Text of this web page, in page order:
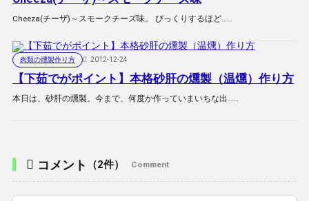
Cheeza(チーザ)～スモークチーズ味。 びっくりするほど……
肉類の燻製作り方 2012-12-24
【下茹でがポイント】本格砂肝の燻製（温燻）作り方
本日は、砂肝の燻製。今まで、何度か作っていまいちな出……
コメント （2件） Comment